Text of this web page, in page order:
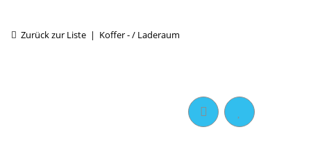
Zurück zur Liste Koffer - / Laderaum